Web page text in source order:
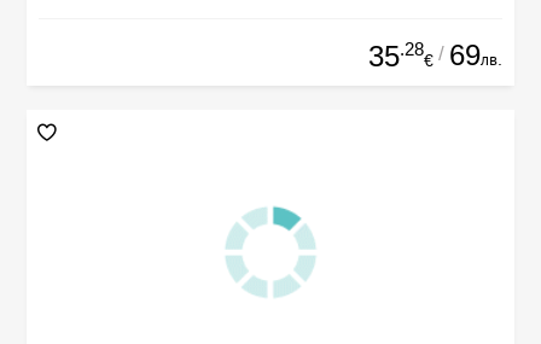
35.28
€ / 69лв.